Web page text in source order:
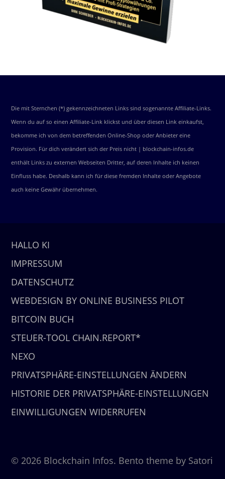
Die mit Sternchen (*) gekennzeichneten Links sind sogenannte Affiliate-Links.
Wenn du auf so einen Affiliate-Link klickst und über diesen Link einkaufst,
bekomme ich von dem betreffenden Online-Shop oder Anbieter eine
Provision. Für dich verändert sich der Preis nicht | blockchain-infos.de
enthält Links zu externen Webseiten Dritter, auf deren Inhalte ich keinen
Einfluss habe. Deshalb kann ich für diese fremden Inhalte oder Angebote
auch keine Gewähr übernehmen.
HALLO KI
IMPRESSUM
DATENSCHUTZ
WEBDESIGN BY ONLINE BUSINESS PILOT
BITCOIN BUCH
STEUER-TOOL CHAIN.REPORT*
NEXO
PRIVATSPHÄRE-EINSTELLUNGEN ÄNDERN
HISTORIE DER PRIVATSPHÄRE-EINSTELLUNGEN
EINWILLIGUNGEN WIDERRUFEN
© 2026 Blockchain Infos. Bento theme by Satori